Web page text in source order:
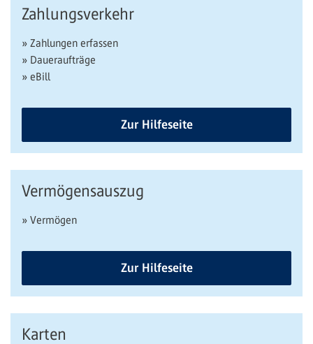
Zahlungsverkehr
» Zahlungen erfassen
» Daueraufträge
» eBill
Zur Hilfeseite
Vermögensauszug
» Vermögen
Zur Hilfeseite
Karten